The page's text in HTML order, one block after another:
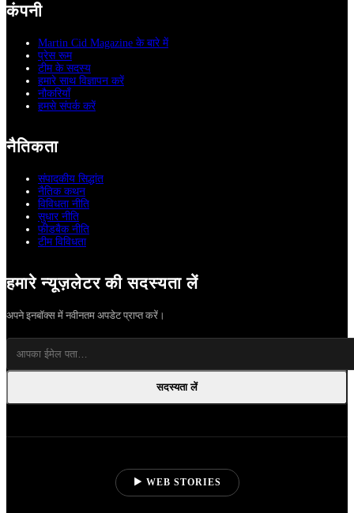
कंपनी
Martin Cid Magazine के बारे में
प्रेस रूम
टीम के सदस्य
हमारे साथ विज्ञापन करें
नौकरियाँ
हमसे संपर्क करें
नैतिकता
संपादकीय सिद्धांत
नैतिक कथन
विविधता नीति
सुधार नीति
फीडबैक नीति
टीम विविधता
हमारे न्यूज़लेटर की सदस्यता लें
अपने इनबॉक्स में नवीनतम अपडेट प्राप्त करें।
सदस्यता लें
▶ WEB STORIES